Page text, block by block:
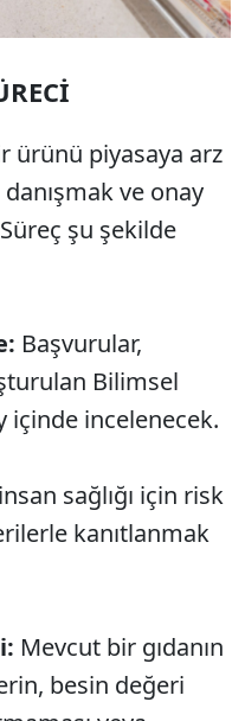
ürünü piyasaya arz
ve onay
şu şekilde
Başvurular,
Bilimsel
içinde incelenecek.
sağlığı için risk
kanıtlanmak
Mevcut bir gıdanın
besin değeri